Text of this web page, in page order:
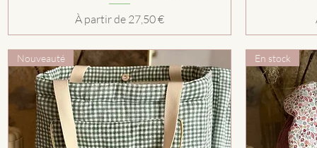
À partir de 27,50 €
Prix promotionnel
Nouveauté En stock